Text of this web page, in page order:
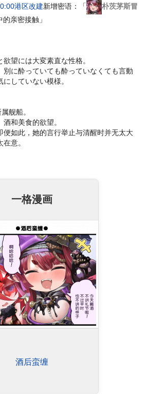
港区改建新增密语：「
朴茨茅斯冒
亲密接触」
望には大変素直な性格。
別に酔っていても酔っていなくても言動
していない模様。
舰船。
和美食的欲望。
便如此，她的言行举止与清醒时并无太大
意。
一格漫画
酒后蛮缠